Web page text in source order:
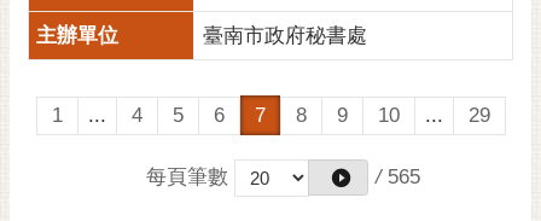
臺南市政府秘書處
1 ... 4 5 6 7 8 9 10 ... 29
每頁筆數 / 565